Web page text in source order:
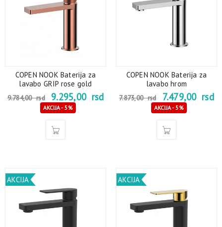
COPEN NOOK Baterija za
lavabo GRIP rose gold
9.784,00rsd 9.295,00 rsd
AKCIJA - 5%
COPEN NOOK Baterija za
lavabo hrom
7.873,00rsd 7.479,00 rsd
AKCIJA - 5%
AKCIJA AKCIJA